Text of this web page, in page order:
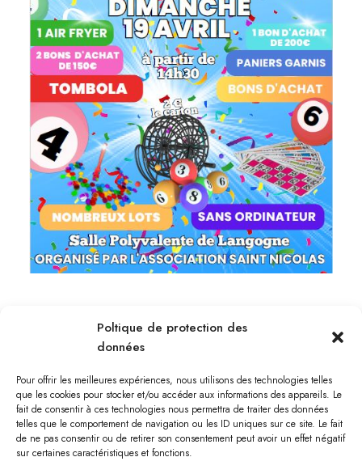
Poltique de protection des
données
Pour offrir les meilleures expériences, nous utilisons des technologies telles
que les cookies pour stocker et/ou accéder aux informations des appareils. Le
fait de consentir à ces technologies nous permettra de traiter des données
telles que le comportement de navigation ou les ID uniques sur ce site. Le fait
de ne pas consentir ou de retirer son consentement peut avoir un effet négatif
sur certaines caractéristiques et fonctions.